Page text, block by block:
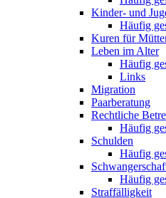
Kinder- und
Häufig
Kuren für
Leben im Alter
Häufig
Links
Migration
Paarberatung
Rechtliche
Häufig
Schulden
Häufig
Häufig
Straffälligkeit